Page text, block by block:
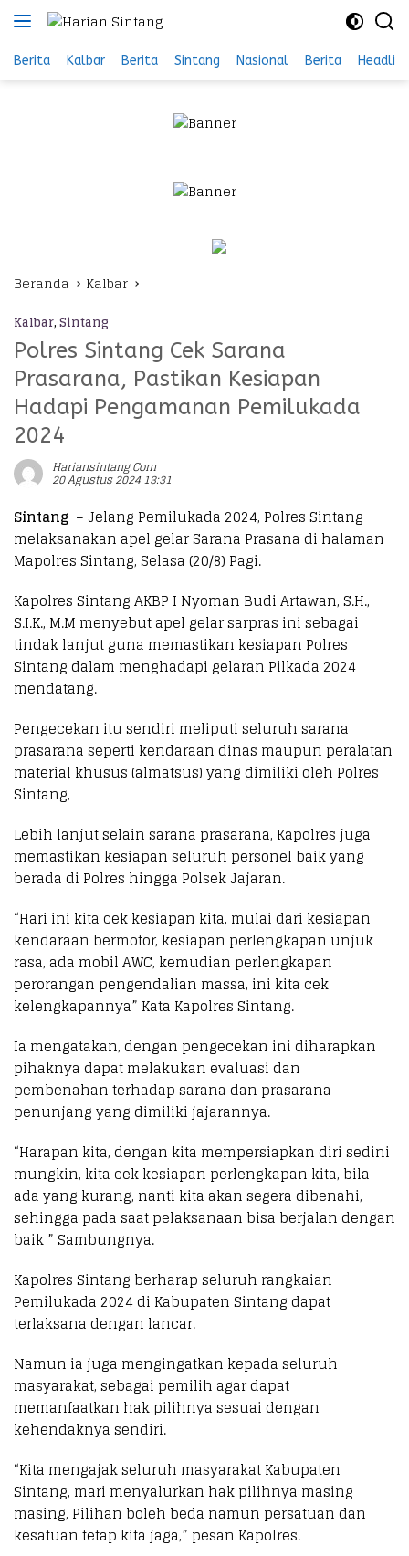
Langsung
ke
konten
Berita Kalbar Berita Sintang Nasional Berita Headline
Beranda Kalbar
Kalbar,Sintang
Polres Sintang Cek Sarana
Prasarana, Pastikan Kesiapan
Hadapi Pengamanan Pemilukada
2024
Hariansintang.com
20 Agustus 2024 13:31
Sintang – Jelang Pemilukada 2024, Polres Sintang
melaksanakan apel gelar Sarana Prasana di halaman
Mapolres Sintang, Selasa (20/8) Pagi.
Kapolres Sintang AKBP I Nyoman Budi Artawan, S.H.,
S.I.K., M.M menyebut apel gelar sarpras ini sebagai
tindak lanjut guna memastikan kesiapan Polres
Sintang dalam menghadapi gelaran Pilkada 2024
mendatang.
Pengecekan itu sendiri meliputi seluruh sarana
prasarana seperti kendaraan dinas maupun peralatan
material khusus (almatsus) yang dimiliki oleh Polres
Sintang,
Lebih lanjut selain sarana prasarana, Kapolres juga
memastikan kesiapan seluruh personel baik yang
berada di Polres hingga Polsek Jajaran.
“Hari ini kita cek kesiapan kita, mulai dari kesiapan
kendaraan bermotor, kesiapan perlengkapan unjuk
rasa, ada mobil AWC, kemudian perlengkapan
perorangan pengendalian massa, ini kita cek
kelengkapannya” Kata Kapolres Sintang.
Ia mengatakan, dengan pengecekan ini diharapkan
pihaknya dapat melakukan evaluasi dan
pembenahan terhadap sarana dan prasarana
penunjang yang dimiliki jajarannya.
“Harapan kita, dengan kita mempersiapkan diri sedini
mungkin, kita cek kesiapan perlengkapan kita, bila
ada yang kurang, nanti kita akan segera dibenahi,
sehingga pada saat pelaksanaan bisa berjalan dengan
baik ” Sambungnya.
Kapolres Sintang berharap seluruh rangkaian
Pemilukada 2024 di Kabupaten Sintang dapat
terlaksana dengan lancar.
Namun ia juga mengingatkan kepada seluruh
masyarakat, sebagai pemilih agar dapat
memanfaatkan hak pilihnya sesuai dengan
kehendaknya sendiri.
“Kita mengajak seluruh masyarakat Kabupaten
Sintang, mari menyalurkan hak pilihnya masing
masing, Pilihan boleh beda namun persatuan dan
kesatuan tetap kita jaga,” pesan Kapolres.